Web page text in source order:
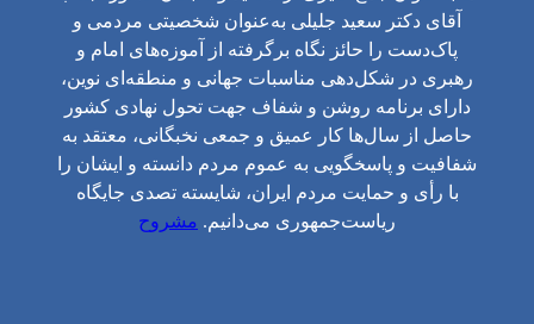
آقای دکتر سعید جلیلی به‌عنوان شخصیتی مردمی و
پاک‌دست را حائز نگاه برگرفته از آموزه‌های امام و
رهبری در شکل‌دهی مناسبات جهانی و منطقه‌ای نوین،
دارای برنامه روشن و شفاف جهت تحول نهادی کشور
حاصل از سال‌ها کار عمیق و جمعی نخبگانی، معتقد به
شفافیت و پاسخگویی به عموم مردم دانسته و ایشان را
با رأی و حمایت مردم ایران، شایسته تصدی جایگاه
ریاست‌جمهوری می‌دانیم. مشروح